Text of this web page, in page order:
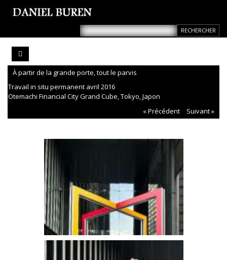
À partir de la grande porte, tout le parvis
Travail in situ permanent avril 2016
Otemachi Financial City Grand Cube, Tokyo, Japon
« Précédent
Suivant »